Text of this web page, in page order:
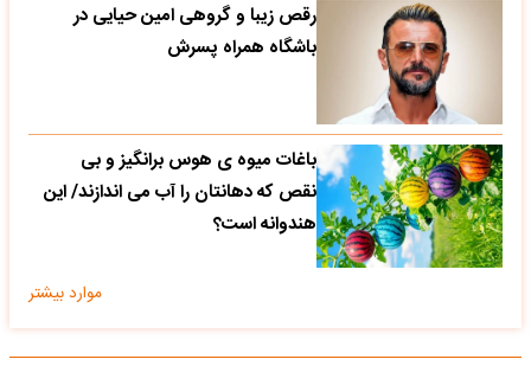
رقص زیبا و گروهی امین حیایی در
باشگاه همراه پسرش
باغات میوه ی هوس برانگیز و بی
نقص که دهانتان را آب می اندازند/ این
هندوانه است؟
موارد بیشتر